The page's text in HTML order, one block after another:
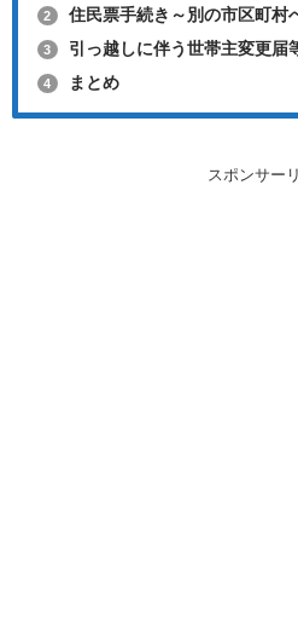
2 住民票手続き～別の市区町村
3 引っ越しに伴う世帯主変更届
4 まとめ
スポンサー